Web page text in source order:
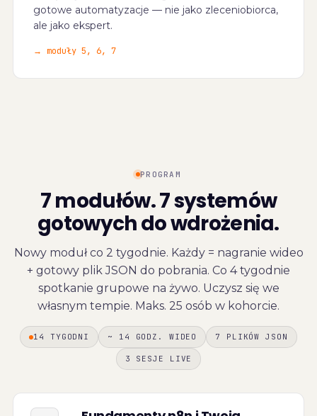
gotowe automatyzacje — nie jako zleceniobiorca,
ale jako ekspert.
→ moduły 5, 6, 7
PROGRAM
7 modułów. 7 systemów
gotowych do wdrożenia.
Nowy moduł co 2 tygodnie. Każdy = nagranie wideo
+ gotowy plik JSON do pobrania. Co 4 tygodnie
spotkanie grupowe na żywo. Uczysz się we
własnym tempie. Maks. 25 osób w kohorcie.
14 TYGODNI ~ 14 GODZ. WIDEO 7 PLIKÓW JSON
3 SESJE LIVE